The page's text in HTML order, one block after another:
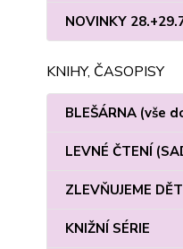
NOVINKY
KNIHY, ČASOPISY
BLEŠÁRNA (vše
LEVNÉ ČTENÍ
ZLEVŇUJEME
KNIŽNÍ SÉRIE